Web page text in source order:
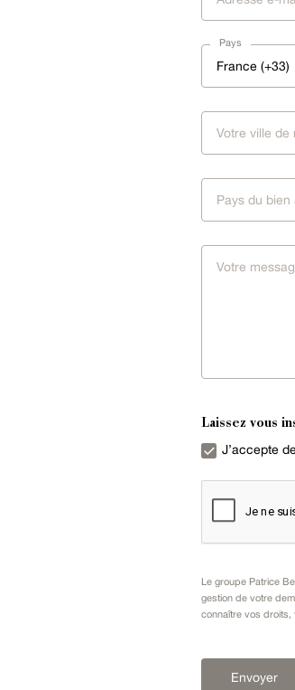
Pays
France (+33)
Pays du bien
Laissez vous
J’accepte
Le groupe Patrice
gestion de votre
connaître vos droits,
Envoyer